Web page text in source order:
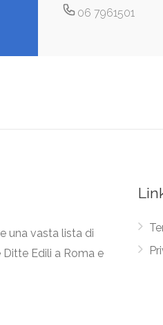
06 7961501
una vasta lista di
Edili a Roma e